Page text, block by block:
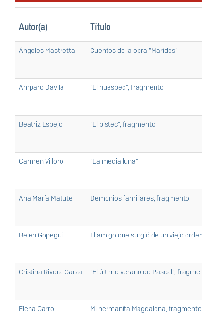
Autor(a) Título
Ángeles Mastretta Cuentos de la obra "Maridos"
Amparo Dávila "El huesped", fragmento
Beatriz Espejo "El bistec", fragmento
Carmen Villoro "La media luna"
Ana María Matute Demonios familiares, fragmento
Belén Gopegui El amigo que surgió de un viejo
Cristina Rivera Garza "El último verano de Pascal", fragmento
Elena Garro Mi hermanita Magdalena, fragmento